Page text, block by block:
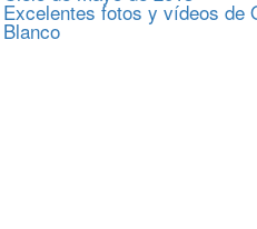
Excelentes fotos y vídeos de
Blanco